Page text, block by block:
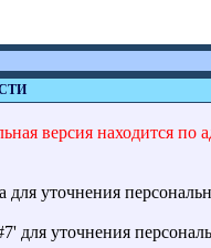
версия находится по
для уточнения
уточнения